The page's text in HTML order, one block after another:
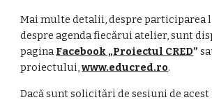
Mai multe detalii, despre participarea
despre agenda fiecărui atelier, sunt
pagina Facebook „Proiectul CRED”
proiectului, www.educred.ro.
Dacă sunt solicitări de sesiuni de